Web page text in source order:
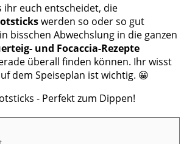
ihr euch entscheidet, die
werden so oder so gut
bisschen Abwechslung in die ganzen
und Focaccia-Rezepte
überall finden können. Ihr wisst
dem Speiseplan ist wichtig. 😀